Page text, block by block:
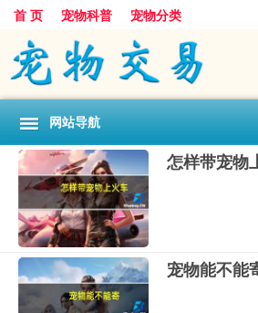
首 页 宠物科普 宠物分类
网站导航
怎样带宠物
宠物能不能